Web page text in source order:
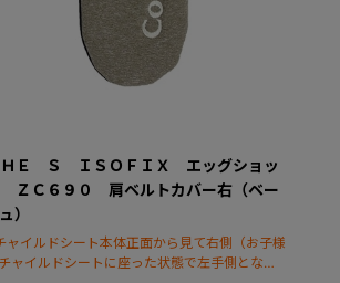
ＨＥ Ｓ ＩＳＯＦＩＸ エッグショッ
ＺＣ６９０ 肩ベルトカバー右（ベー
）
ャイルドシート本体正面から見て右側（お子様
ャイルドシートに座った状態で左手側となり